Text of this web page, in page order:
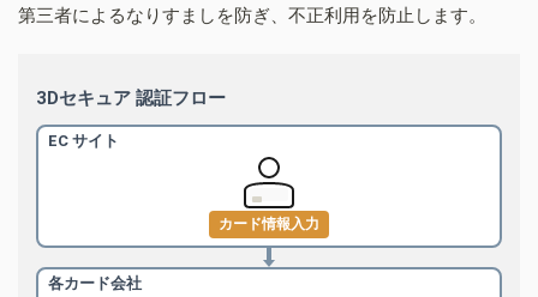
第三者によるなりすましを防ぎ、不正利用を防止します。
3Dセキュア 認証フロー
EC サイト
カード情報入力
各カード会社